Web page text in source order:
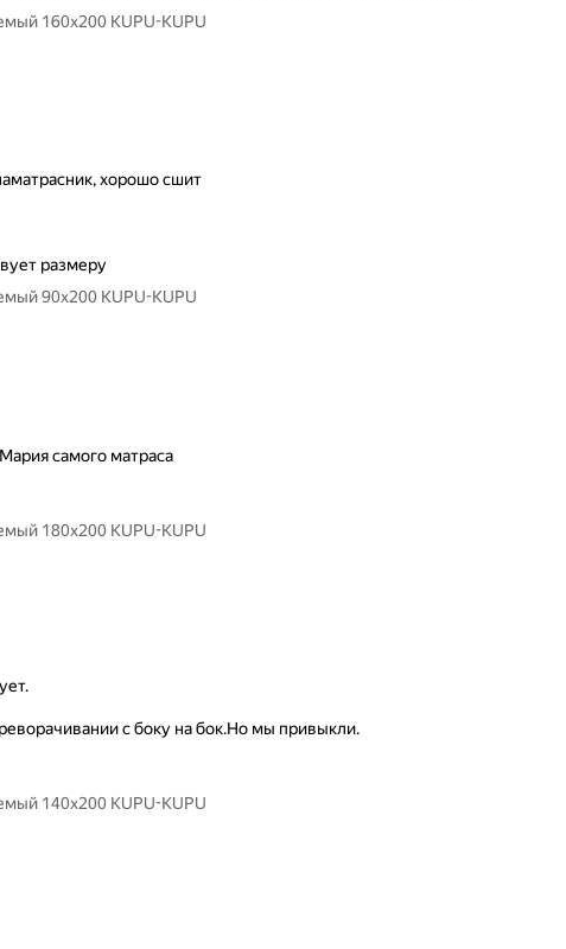
160х200 KUPU-KUPU
хорошо сшит
размеру
90х200 KUPU-KUPU
самого матраса
180х200 KUPU-KUPU
с боку на бок.Но мы привыкли.
140х200 KUPU-KUPU